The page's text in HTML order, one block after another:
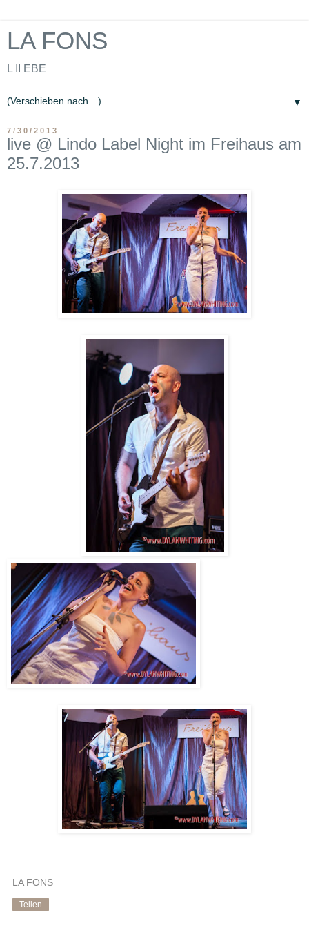
LA FONS
L II EBE
▼
7/30/2013
live @ Lindo Label Night im Freihaus am
25.7.2013
LA FONS
Teilen